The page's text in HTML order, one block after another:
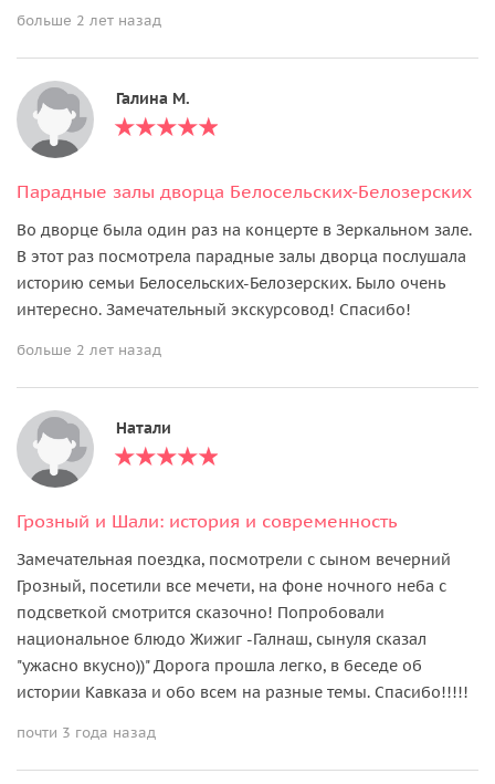
больше 2 лет назад
Галина М.
Парадные залы дворца Белосельских-Белозерских
Во дворце была один раз на концерте в Зеркальном зале.
В этот раз посмотрела парадные залы дворца послушала
историю семьи Белосельских-Белозерских. Было очень
интересно. Замечательный экскурсовод! Спасибо!
больше 2 лет назад
Натали
Грозный и Шали: история и современность
Замечательная поездка, посмотрели с сыном вечерний
Грозный, посетили все мечети, на фоне ночного неба с
подсветкой смотрится сказочно! Попробовали
национальное блюдо Жижиг -Галнаш, сынуля сказал
"ужасно вкусно))" Дорога прошла легко, в беседе об
истории Кавказа и обо всем на разные темы. Спасибо!!!!!
почти 3 года назад